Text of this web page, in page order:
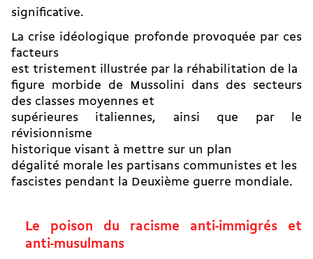
significative.
La crise idéologique profonde provoquée par ces
facteurs
est tristement illustrée par la réhabilitation de la
figure morbide de Mussolini dans des secteurs
des classes moyennes et
supérieures italiennes, ainsi que par le
révisionnisme
historique visant à mettre sur un plan
dégalité morale les partisans communistes et les
fascistes pendant la Deuxième guerre mondiale.
Le poison du racisme anti-immigrés et
anti-musulmans